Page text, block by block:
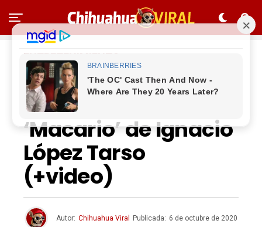
ENTRETENIMIENTO
Chiapaneco le pone
color a la película
‘Macario’ de Ignacio
López Tarso
(+video)
Autor: Chihuahua Viral Publicada: 6 de octubre de 2020